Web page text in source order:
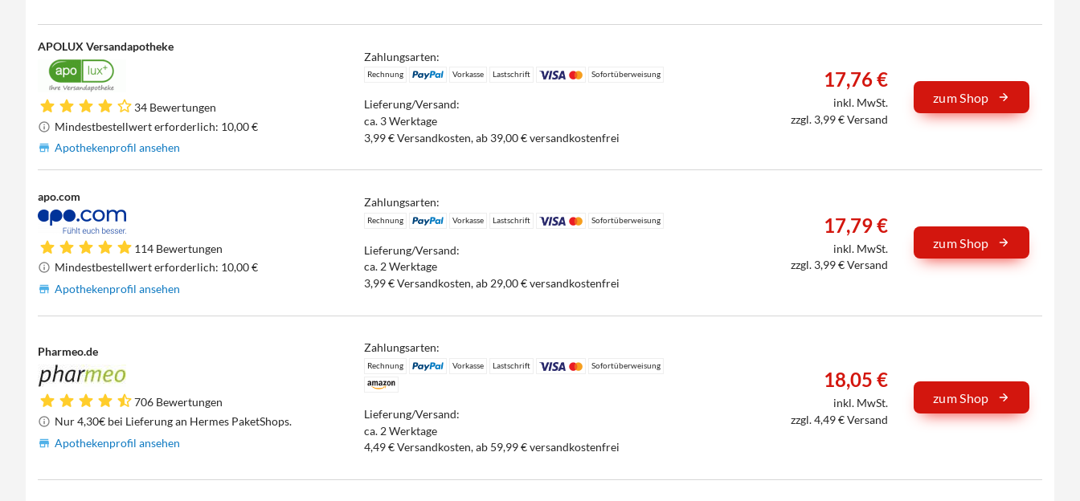
APOLUX Versandapotheke
34 Bewertungen
Mindestbestellwert erforderlich: 10,00 €
Apothekenprofil ansehen
Zahlungsarten:
Rechnung Vorkasse Lastschrift Sofortüberweisung
Lieferung/Versand:
ca. 3 Werktage
3,99 € Versandkosten, ab 39,00 € versandkostenfrei
17,76 €
inkl. MwSt.
zzgl. 3,99 € Versand
zum Shop
apo.com
114 Bewertungen
Mindestbestellwert erforderlich: 10,00 €
Apothekenprofil ansehen
Zahlungsarten:
Rechnung Vorkasse Lastschrift Sofortüberweisung
Lieferung/Versand:
ca. 2 Werktage
3,99 € Versandkosten, ab 29,00 € versandkostenfrei
17,79 €
inkl. MwSt.
zzgl. 3,99 € Versand
zum Shop
Pharmeo.de
706 Bewertungen
Nur 4,30€ bei Lieferung an Hermes PaketShops.
Apothekenprofil ansehen
Zahlungsarten:
Rechnung Vorkasse Lastschrift Sofortüberweisung
Lieferung/Versand:
ca. 2 Werktage
4,49 € Versandkosten, ab 59,99 € versandkostenfrei
18,05 €
inkl. MwSt.
zzgl. 4,49 € Versand
zum Shop